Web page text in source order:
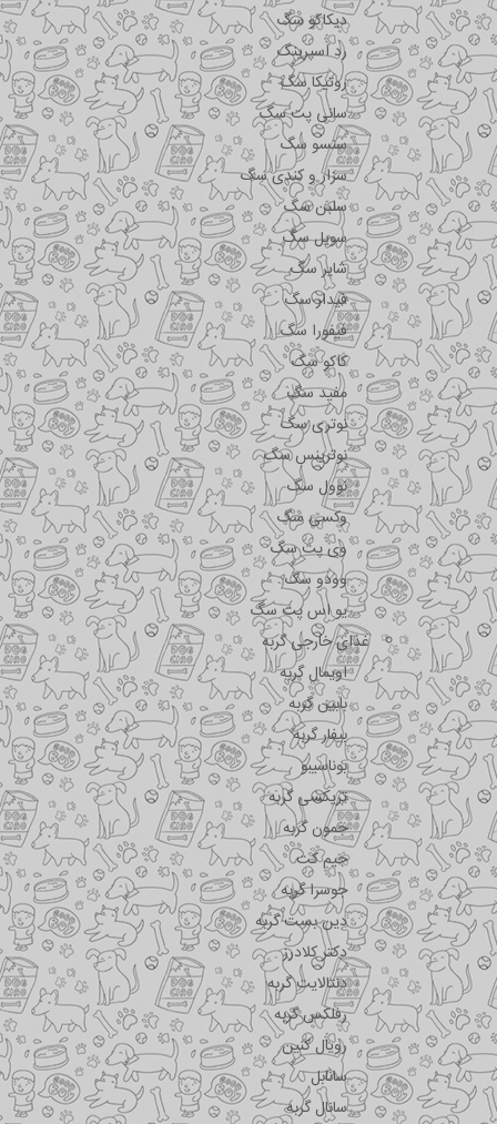
دیکاکو سگ
رد اسپرینگ
روتیکا سگ
سانی پت سگ
سنسو سگ
سزار و کندی سگ
سلبن سگ
سویل سگ
شایر سگ
فیدار سگ
فیفورا سگ
کاکو سگ
مفید سگ
نوتری سگ
نوترینس سگ
نوول سگ
وکسی سگ
وی پت سگ
وودو سگ
یو اس پت سگ
غذای خارجی گربه
اویمال گربه
بابین گربه
بیفار گربه
بوناسیبو
تریکسی گربه
جمون گربه
جیم کت
جوسرا گربه
دین بست گربه
دکتر کلادرز
دنتالایت گربه
رفلکس گربه
رویال کنین
سانابل
سانال گربه